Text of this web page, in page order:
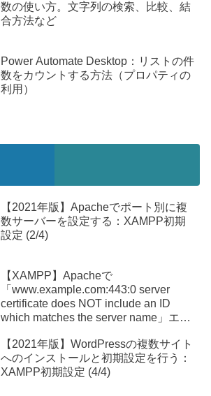
数の使い方。文字列の検索、比較、結
合方法など
Power Automate Desktop：リストの件
数をカウントする方法（プロパティの
利用）
【2021年版】Apacheでポート別に複
数サーバーを設定する：XAMPP初期
設定 (2/4)
【XAMPP】Apacheで
「www.example.com:443:0 server
certificate does NOT include an ID
which matches the server name」エラ
【2021年版】WordPressの複数サイト
へのインストールと初期設定を行う：
XAMPP初期設定 (4/4)